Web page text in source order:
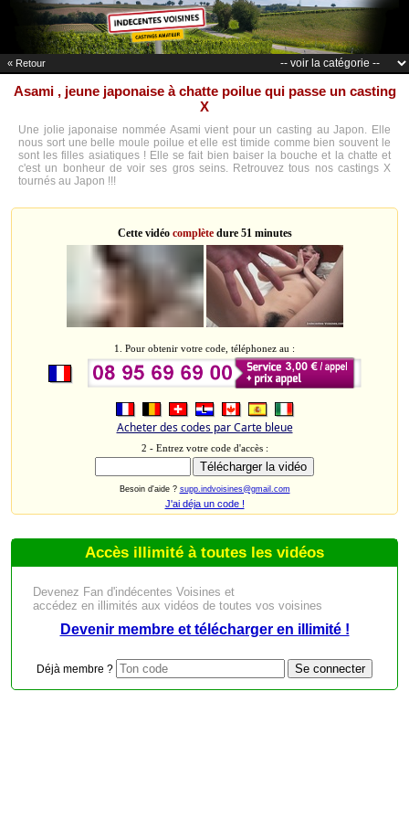
« Retour
Asami , jeune japonaise à chatte poilue qui passe un casting
X
Une jolie japonaise nommée Asami vient pour un casting au Japon. Elle
nous sort une belle moule poilue et elle est timide comme bien souvent le
sont les filles asiatiques ! Elle se fait bien baiser la bouche et la chatte et
c'est un bonheur de voir ses gros seins. Retrouvez tous nos castings X
tournés au Japon !!!
Cette vidéo complètedure 51 minutes
1. Pour obtenir votre code, téléphonez au :
Acheter des codes par Carte bleue
2 - Entrez votre code d'accès :
Besoin d'aide ? supp.indvoisines@gmail.com
J'ai déja un code !
Accès illimité à toutes les vidéos
Devenez Fan d'indécentes Voisines et
accédez en illimités aux vidéos de toutes vos voisines
Devenir membre et télécharger en illimité !
Déjà membre ?